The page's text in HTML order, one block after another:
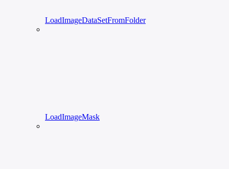
LoadImageDataSetFromFolder
LoadImageMask